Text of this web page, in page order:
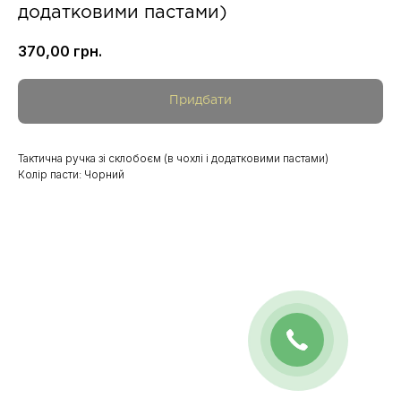
додатковими пастами)
370,00 грн.
Придбати
Тактична ручка зі склобоєм (в чохлі і додатковими пастами)
Колір пасти: Чорний